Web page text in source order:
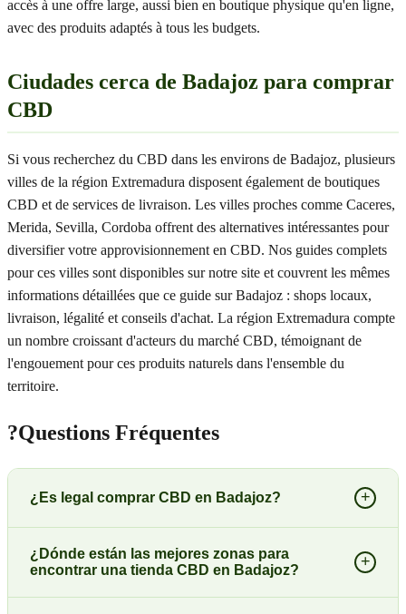
accès à une offre large, aussi bien en boutique physique qu'en ligne,
avec des produits adaptés à tous les budgets.
Ciudades cerca de Badajoz para comprar
CBD
Si vous recherchez du CBD dans les environs de Badajoz, plusieurs
villes de la région Extremadura disposent également de boutiques
CBD et de services de livraison. Les villes proches comme Caceres,
Merida, Sevilla, Cordoba offrent des alternatives intéressantes pour
diversifier votre approvisionnement en CBD. Nos guides complets
pour ces villes sont disponibles sur notre site et couvrent les mêmes
informations détaillées que ce guide sur Badajoz : shops locaux,
livraison, légalité et conseils d'achat. La région Extremadura compte
un nombre croissant d'acteurs du marché CBD, témoignant de
l'engouement pour ces produits naturels dans l'ensemble du
territoire.
?Questions Fréquentes
¿Es legal comprar CBD en Badajoz? +
¿Dónde están las mejores zonas para
encontrar una tienda CBD en Badajoz?
+